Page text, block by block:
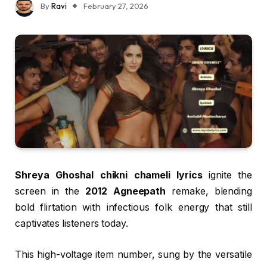
ByRavi February 27, 2026
Shreya Ghoshal chikni chameli lyricsignite the
screen in the 2012 Agneepath remake, blending
bold flirtation with infectious folk energy that still
captivates listeners today.
This high-voltage item number, sung by the versatile